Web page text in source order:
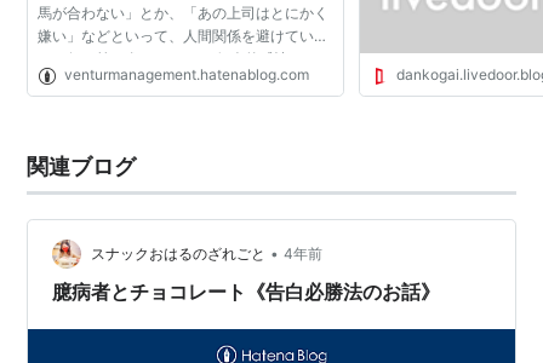
馬が合わない」とか、「あの上司はとにかく
嫌い」などといって、人間関係を避けていて
も、何も前に進みません。 個人的感情はいろ
いろあるかとは思います。しかし、自分が効
venturmanagement.hatenablog.com
関連ブログ
スナックおはるのざれごと • 4年前
臆病者とチョコレート《告白必勝法のお話》